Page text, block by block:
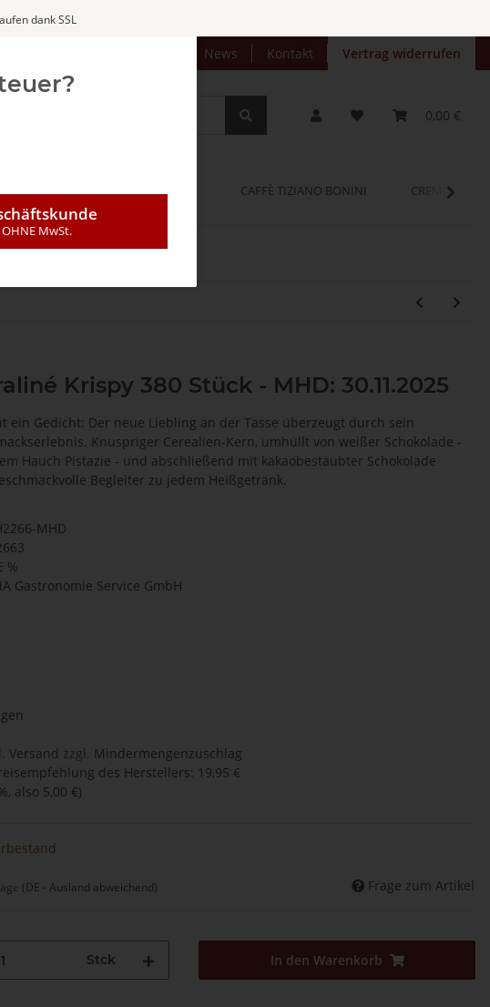
dank SSL
News Kontakt Vertrag widerrufen
0,00 €
KAFFEE OPINUM CAFFÈ TIZIANO BONINI CREMEO
Krispy 380 Stück - MHD: 30.11.2025
ein Gedicht: Der neue Liebling an der Tasse überzeugt durch sein
Knuspriger Cerealien-Kern, umhüllt von weißer Schokolade -
Hauch Pistazie - und abschließend mit kakaobestäubter Schokolade
Begleiter zu jedem Heißgetränk.
MHD
%
Gastronomie Service GmbH
Versand zzgl.
Mindermengenzuschlag
des Herstellers: 19,95 €
, also 5,00 €)
(DE - Ausland abweichend) Frage zum Artikel
Stck In den Warenkorb
OHNE MwSt.